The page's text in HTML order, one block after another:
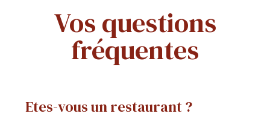
Vos questions
fréquentes
Etes-vous un restaurant ?